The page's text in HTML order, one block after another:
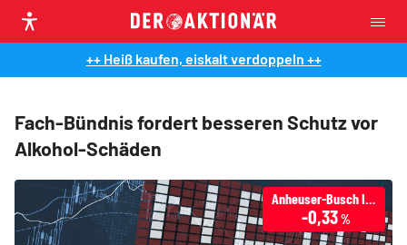
++ Heiß kaufen, eiskalt verdoppeln ++
Fach-Bündnis fordert besseren Schutz vor
Alkohol-Schäden
Anheuser-Busch Inbev
-0,33 %